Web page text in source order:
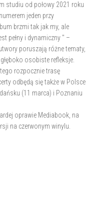
studiu od połowy 2021 roku
jeden przy
brzmi tak jak my, ale
pełny i dynamiczny " –
poruszają różne tematy,
osobiste refleksje.
rozpocznie trasę
odbędą się także w Polsce
(11 marca) i Poznaniu
oprawie Mediabook, na
na czerwonym winylu.